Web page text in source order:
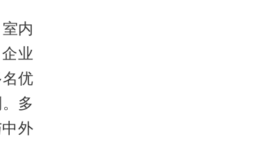
内
业
优
多
外